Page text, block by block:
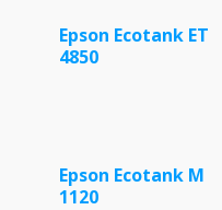
Epson Ecotank ET
4850
Epson Ecotank M
1120